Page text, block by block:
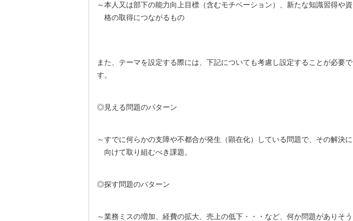
～本人又は部下の能力向上目標（含むモチベーション）、新たな知識習得や資
格の取得につながるもの
また、テーマを設定する際には、下記についても考慮し設定することが必要で
す。
◎見える問題のパターン
～すでに何らかの支障や不都合が発生（顕在化）している問題で、その解決に
向けて取り組むべき課題。
◎探す問題のパターン
～業務ミスの増加、経費の拡大、売上の低下・・・など、何か問題がありそう